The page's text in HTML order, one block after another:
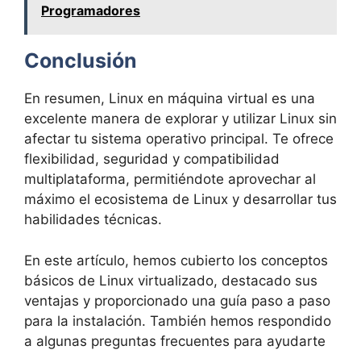
Programadores
Conclusión
En resumen, Linux en máquina virtual es una
excelente manera de explorar y utilizar Linux sin
afectar tu sistema operativo principal. Te ofrece
flexibilidad, seguridad y compatibilidad
multiplataforma, permitiéndote aprovechar al
máximo el ecosistema de Linux y desarrollar tus
habilidades técnicas.
En este artículo, hemos cubierto los conceptos
básicos de Linux virtualizado, destacado sus
ventajas y proporcionado una guía paso a paso
para la instalación. También hemos respondido
a algunas preguntas frecuentes para ayudarte